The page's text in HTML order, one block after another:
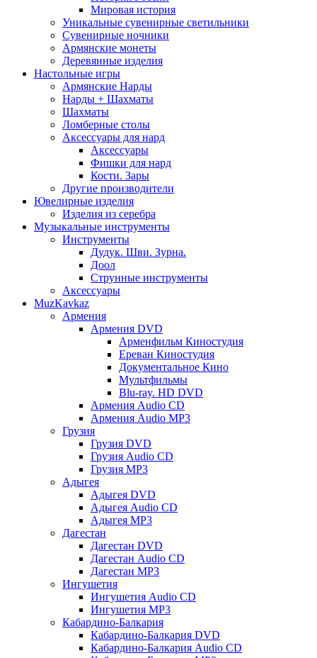
Мировая история
Уникальные сувенирные светильники
Сувенирные ночники
Армянские монеты
Деревянные изделия
Настольные игры
Армянские Нарды
Нарды + Шахматы
Шахматы
Ломберные столы
Аксессуары для нард
Аксессуары
Фишки для нард
Кости. Зары
Другие производители
Ювелирные изделия
Изделия из серебра
Музыкальные инструменты
Инструменты
Дудук. Шви. Зурна.
Доол
Струнные инструменты
Аксессуары
MuzKavkaz
Армения
Армения DVD
Арменфильм Киностудия
Ереван Киностудия
Документальное Кино
Мультфильмы
Blu-ray. HD DVD
Армения Audio CD
Армения Audio MP3
Грузия
Грузия DVD
Грузия Audio CD
Грузия MP3
Адыгея
Адыгея DVD
Адыгея Audio CD
Адыгея MP3
Дагестан
Дагестан DVD
Дагестан Audio CD
Дагестан MP3
Ингушетия
Ингушетия Audio CD
Ингушетия MP3
Кабардино-Балкария
Кабардино-Балкария DVD
Кабардино-Балкария Audio CD